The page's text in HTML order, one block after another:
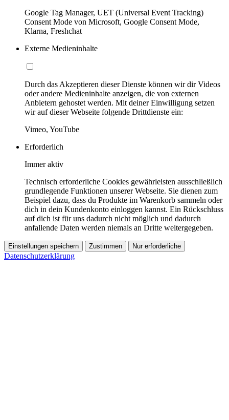
Google Tag Manager, UET (Universal Event Tracking)
Consent Mode von Microsoft, Google Consent Mode,
Klarna, Freshchat
Externe Medieninhalte
Durch das Akzeptieren dieser Dienste können wir dir Videos
oder andere Medieninhalte anzeigen, die von externen
Anbietern gehostet werden. Mit deiner Einwilligung setzen
wir auf dieser Webseite folgende Drittdienste ein:
Vimeo, YouTube
Erforderlich
Immer aktiv
Technisch erforderliche Cookies gewährleisten ausschließlich
grundlegende Funktionen unserer Webseite. Sie dienen zum
Beispiel dazu, dass du Produkte im Warenkorb sammeln oder
dich in dein Kundenkonto einloggen kannst. Ein Rückschluss
auf dich ist für uns dadurch nicht möglich und dadurch
anfallende Daten werden niemals an Dritte weitergegeben.
Einstellungen speichern Zustimmen Nur erforderliche
Datenschutzerklärung